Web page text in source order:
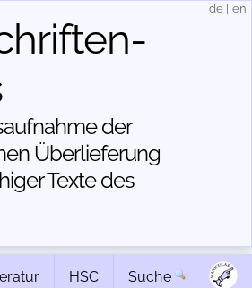
der
Über­lieferung
Texte des
de en
HSC Suche